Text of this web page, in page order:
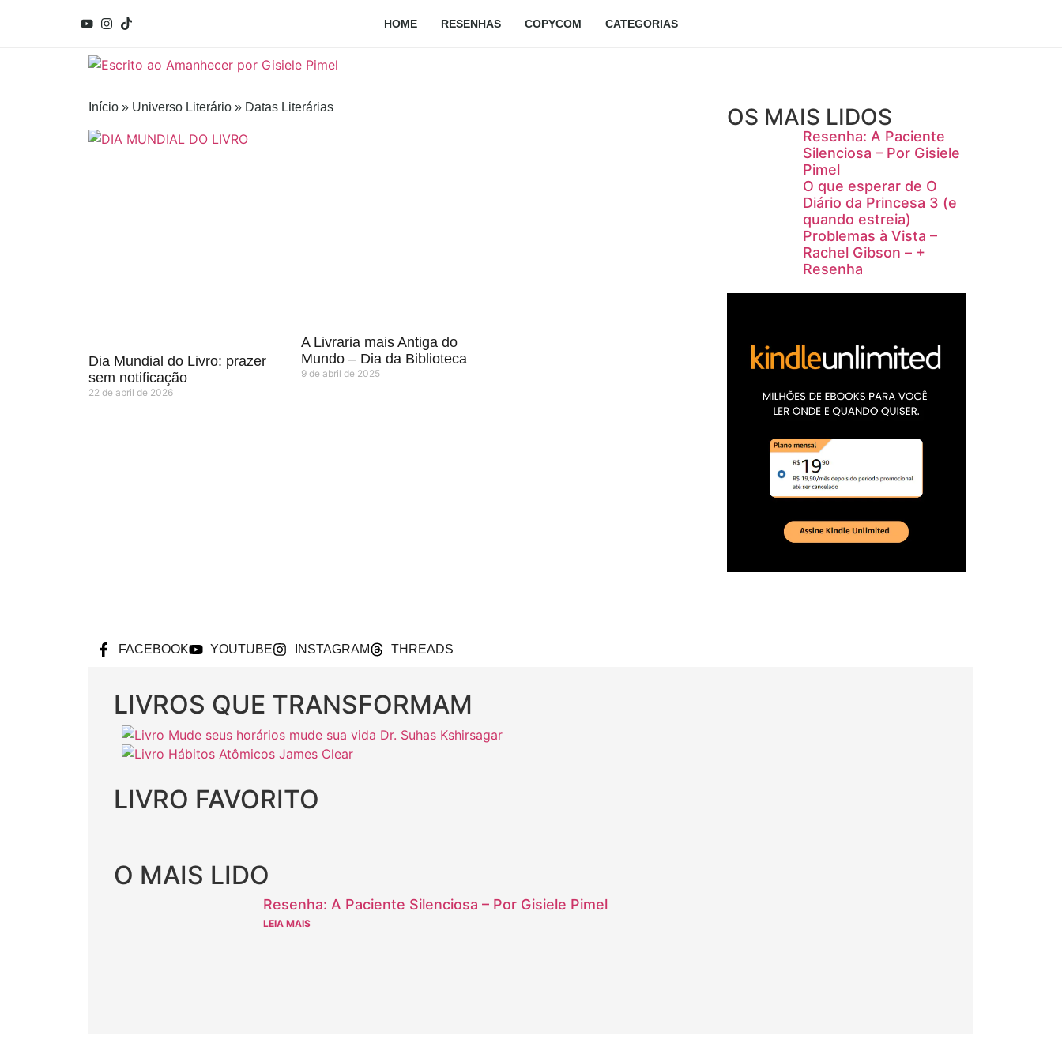
HOME RESENHAS COPYCOM CATEGORIAS
Início » Universo Literário » Datas Literárias
Dia Mundial do Livro: prazer
sem notificação
22 de abril de 2026
A Livraria mais Antiga do
Mundo – Dia da Biblioteca
9 de abril de 2025
OS MAIS LIDOS
Resenha: A Paciente
Silenciosa – Por Gisiele
Pimel
O que esperar de O
Diário da Princesa 3 (e
quando estreia)
Problemas à Vista –
Rachel Gibson – +
Resenha
FACEBOOK YOUTUBE INSTAGRAM THREADS
LIVROS QUE TRANSFORMAM
LIVRO FAVORITO
O MAIS LIDO
Resenha: A Paciente Silenciosa – Por Gisiele Pimel
LEIA MAIS